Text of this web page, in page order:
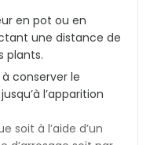
en pot ou en
une distance de
plants.
à conserver le
l’apparition
soit à l’aide d’un